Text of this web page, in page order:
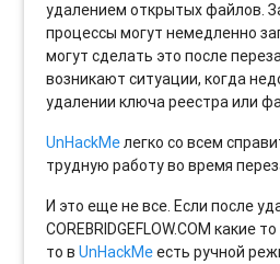
удалением открытых файлов.
процессы могут немедленно
могут сделать это после
возникают ситуации, когда
удалении ключа реестра или
UnHackMeлегко со всем
трудную работу во время
И это еще не все. Если после
COREBRIDGEFLOW.COM какие
то вUnHackMeесть ручной